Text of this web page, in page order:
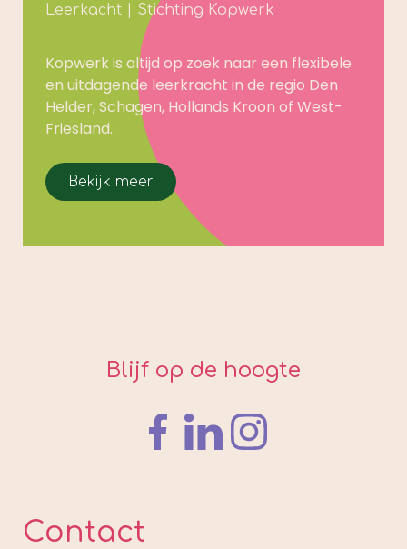
Leerkacht | Stichting Kopwerk
Kopwerk is altijd op zoek naar een flexibele
en uitdagende leerkracht in de regio Den
Helder, Schagen, Hollands Kroon of West-
Friesland.
Bekijk meer
Blijf op de hoogte
Contact